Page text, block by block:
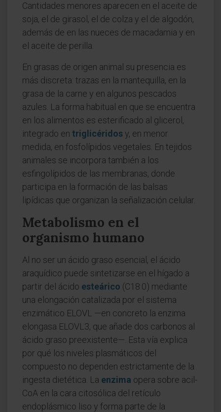
Cantidades menores aparecen en el aceite de
soja, el de girasol, el de colza y el de algodón,
además de en las nueces de macadamia y en
el aceite de perilla.
En grasas de origen animal su presencia es
más discreta: trazas en la mantequilla, en la
grasa de la carne y en algunos pescados
azules. La forma habitual en que se encuentra
en los alimentos es esterificado al glicerol,
integrado en triglicéridosy, en menor
medida, en fosfolípidos vegetales. En tejidos
animales se incorpora también a los
esfingolípidos de las membranas, donde
participa en la formación de las balsas
lipídicas que organizan la señalización celular.
Metabolismo en el
organismo humano
Al no ser un ácido graso esencial, el ácido
araquídico puede sintetizarse en el hígado a
partir del ácido esteárico (C18:0) mediante
una elongación catalizada por el sistema
enzimático ELOVL —en concreto la enzima
elongasa ELOVL3, que añade dos carbonos al
ácido graso preexistente—. Esta vía explica
por qué los niveles plasmáticos del
compuesto no dependen estrictamente de la
ingesta dietética. La enzima opera sobre acil-
CoA en la cara citosólica del retículo
endoplásmico liso y forma parte de la